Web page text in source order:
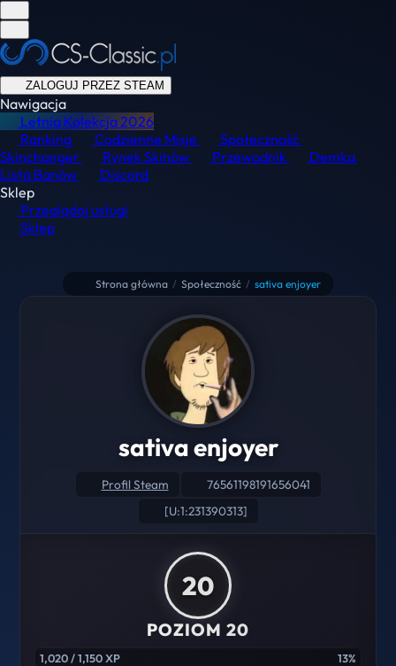
ZALOGUJ PRZEZ STEAM
Nawigacja
Letnia Kolekcja2026
Ranking
Codzienne Misje
Społeczność
Skinchanger
Rynek Skinów Przewodnik
Demka
Lista Banów
Discord
Sklep
Przeglądaj usługi
Sklep
Strona główna / Społeczność / sativa enjoyer
sativa enjoyer
Profil Steam
76561198191656041
[U:1:231390313]
20
POZIOM 20
1,020 / 1,150 XP 13%